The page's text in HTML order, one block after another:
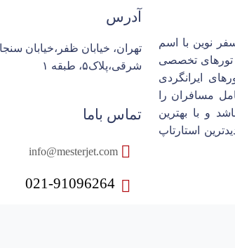
نوین با اسم
7 سال سابقه تورهای تخصصی
ایرانگردی
مسافران را
و با بهترین
استارتاپ
آدرس
تهران، خیابان ظفر،خیابان
شرقی،پلاک۵، طبقه ۱
تماس باما
021-91096264